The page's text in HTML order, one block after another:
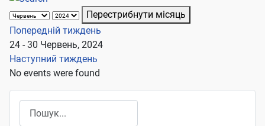
Перестрибнути місяць
Попередній тиждень
24 - 30 Червень, 2024
Наступний тиждень
No events were found